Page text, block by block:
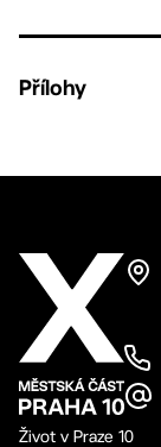
Přílohy
Život v Praze 10